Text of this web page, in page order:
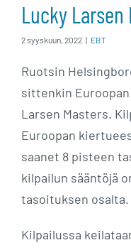
Lucky Larsen
2 syyskuun, 2022 | EBT
Ruotsin
sittenkin
Larsen Masters.
Euroopan
saanet 8 pisteen
kilpailun sääntöjä
tasoituksen osalta.
Kilpailussa